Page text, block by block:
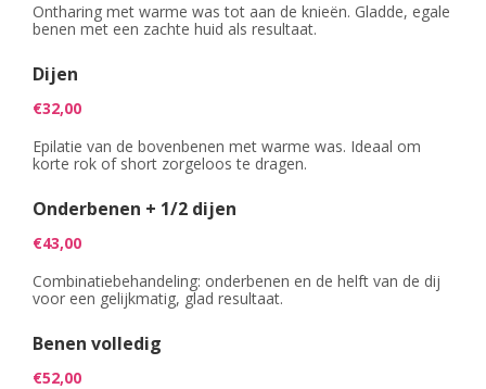
Voeten
Wimpers
Wenkbrauwen
Foto's
Prijzen
Arrangementen
Privé Wellness met Massage
Behandeling of Massage
Producten
PROMO'S
Ontharing met warme was tot aan de knieën. Gladde, egale
benen met een zachte huid als resultaat.
Dijen
€32,00
Epilatie van de bovenbenen met warme was. Ideaal om
korte rok of short zorgeloos te dragen.
Onderbenen + 1/2 dijen
€43,00
Combinatiebehandeling: onderbenen en de helft van de dij
voor een gelijkmatig, glad resultaat.
Benen volledig
€52,00